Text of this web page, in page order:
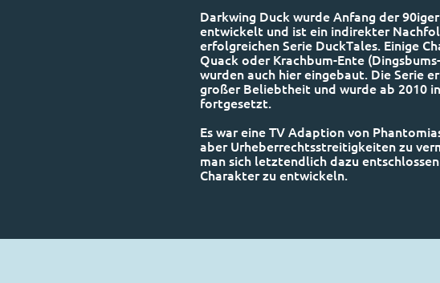
Darkwing Duck wurde Anfang der
entwickelt und ist ein indirekter
erfolgreichen Serie DuckTales. Einige
Quack oder Krachbum-Ente
wurden auch hier eingebaut. Die Serie
großer Beliebtheit und wurde ab 2010
fortgesetzt.
Es war eine TV Adaption von
aber Urheberrechtsstreitigkeiten zu
man sich letztendlich dazu
Charakter zu entwickeln.